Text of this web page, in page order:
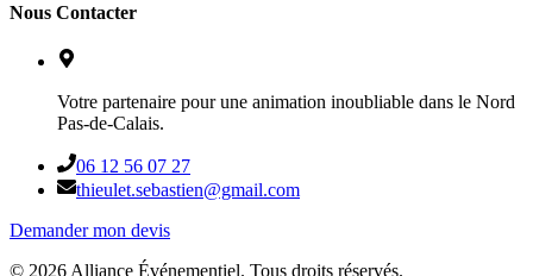
Nous Contacter
Votre partenaire pour une animation inoubliable dans le Nord
Pas-de-Calais.
06 12 56 07 27
thieulet.sebastien@gmail.com
Demander mon devis
© 2026 Alliance Événementiel. Tous droits réservés.